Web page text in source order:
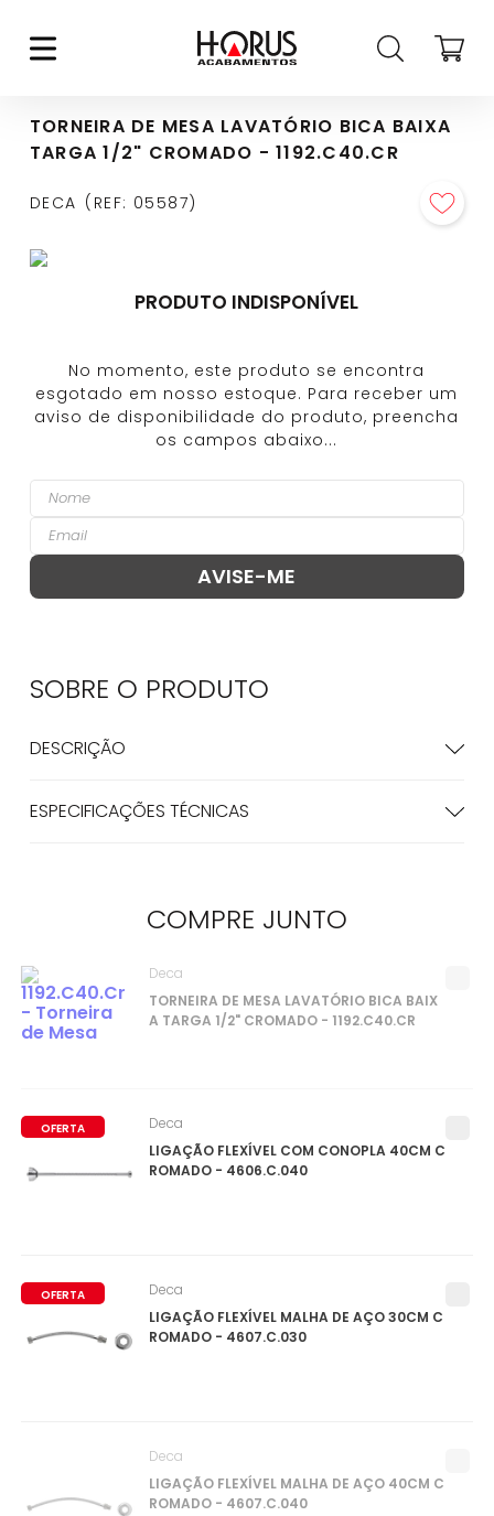
TORNEIRA DE MESA LAVATÓRIO BICA BAIXA
TARGA 1/2" CROMADO - 1192.C40.CR
DECA REF: 05587
PRODUTO INDISPONÍVEL
SOBRE O PRODUTO
DESCRIÇÃO
ESPECIFICAÇÕES TÉCNICAS
COMPRE JUNTO
TORNEIRA DE MESA LAVATÓRIO BICA BAIX
A TARGA 1/2" CROMADO - 1192.C40.CR
Deca
OFERTA
LIGAÇÃO FLEXÍVEL COM CONOPLA 40CM C
ROMADO - 4606.C.040
Deca
OFERTA
LIGAÇÃO FLEXÍVEL MALHA DE AÇO 30CM C
ROMADO - 4607.C.030
Deca
LIGAÇÃO FLEXÍVEL MALHA DE AÇO 40CM C
ROMADO - 4607.C.040
Deca